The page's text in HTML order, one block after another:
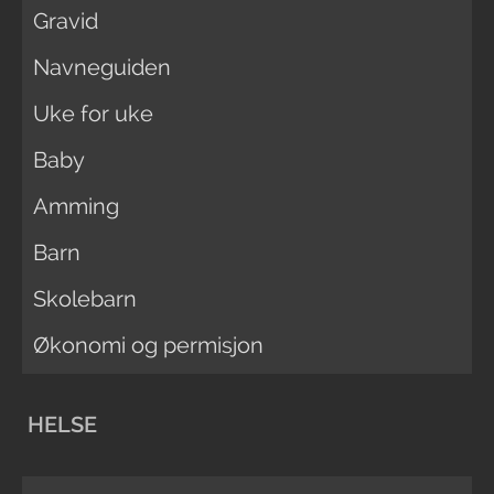
Gravid
Navneguiden
Uke for uke
Baby
Amming
Barn
Skolebarn
Økonomi og permisjon
HELSE